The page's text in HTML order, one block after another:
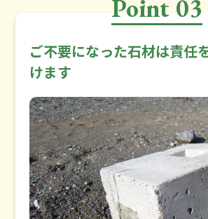
Point 03
ご不要になった石材は責任
けます